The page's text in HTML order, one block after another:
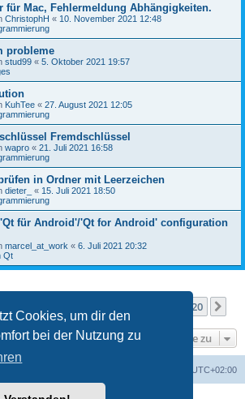
Cookies, um dir den
bei der Nutzung zu
für Mac, Fehlermeldung Abhängigkeiten.
ChristophH « 10. November 2021 12:48
probleme
stud99 « 5. Oktober 2021 19:57
KuhTee « 27. August 2021 12:05
Fremdschlüssel
wapro « 21. Juli 2021 16:58
in Ordner mit Leerzeichen
dieter_ « 15. Juli 2021 18:50
für Android'/'Qt for Android' configuration
marcel_at_work « 6. Juli 2021 20:32
Qt
20
Gehe zu
UTC+02:00